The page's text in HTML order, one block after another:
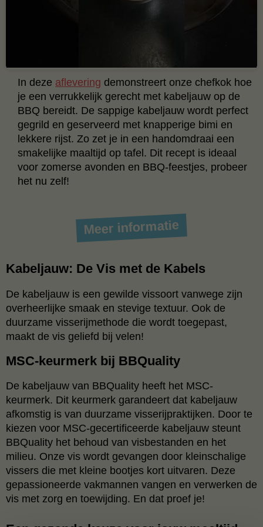
In deze aflevering demonstreert onze chefkok hoe
je een verrukkelijk gerecht met kabeljauw op de
BBQ bereidt. De sappige kabeljauw wordt perfect
gegrild en geserveerd met knapperige bimi en
lekkere rijst. Zo zet je in een handomdraai een
smakelijke maaltijd op tafel. Dit recept is ideaal
voor zomerse avonden en BBQ-feestjes, probeer
het nu zelf!
Meer informatie
Kabeljauw: De Vis met de Kabels
De kabeljauw is een gewilde vissoort vanwege zijn
overheerlijke smaak en stevige textuur. Ook de
duurzame visserijmethode die wordt toegepast,
maakt de vis geliefd bij velen!
MSC-keurmerk bij BBQuality
De kabeljauw van BBQuality heeft het MSC-
keurmerk. Dit keurmerk garandeert dat kabeljauw
afkomstig is van duurzame visserijpraktijken. Door te
kiezen voor MSC-gecertificeerde kabeljauw steunt
BBQuality het behoud van visbestanden en het
milieu. Onze vis wordt gevangen door kleinschalige
vissers die met kleine bootjes kort uitvaren. Deze
gepassioneerde vakmannen vangen en verwerken de
vis met zorg en toewijding. En dat proef je!